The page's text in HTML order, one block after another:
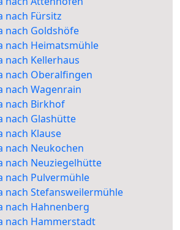
nach Fürsitz
nach Goldshöfe
nach Heimatsmühle
nach Kellerhaus
nach Oberalfingen
nach Wagenrain
nach Birkhof
nach Glashütte
nach Klause
nach Neukochen
nach Neuziegelhütte
nach Pulvermühle
nach Stefansweilermühle
nach Hahnenberg
nach Hammerstadt